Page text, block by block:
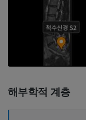
해부학적 계층